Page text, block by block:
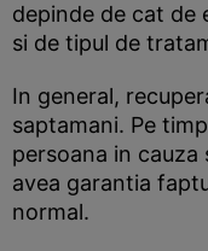
depinde de cat de
si de tipul de
In general,
saptamani. Pe
persoana in
avea garantia
normal.